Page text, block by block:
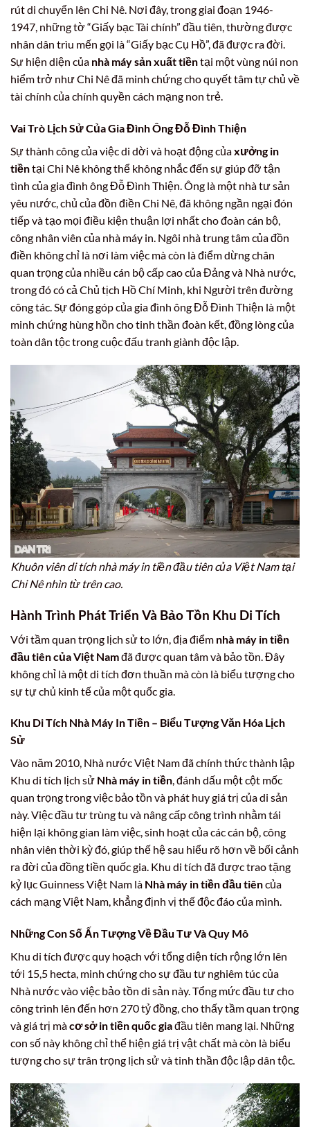
rút di chuyển lên Chi Nê. Nơi đây, trong giai đoạn 1946-
1947, những tờ “Giấy bạc Tài chính” đầu tiên, thường được
nhân dân trìu mến gọi là “Giấy bạc Cụ Hồ”, đã được ra đời.
Sự hiện diện của nhà máy sản xuất tiềntại một vùng núi non
hiểm trở như Chi Nê đã minh chứng cho quyết tâm tự chủ về
tài chính của chính quyền cách mạng non trẻ.
Vai Trò Lịch Sử Của Gia Đình Ông Đỗ Đình Thiện
Sự thành công của việc di dời và hoạt động củaxưởng in
tiềntại Chi Nê không thể không nhắc đến sự giúp đỡ tận
tình của gia đình ông Đỗ Đình Thiện. Ông là một nhà tư sản
yêu nước, chủ của đồn điền Chi Nê, đã không ngần ngại đón
tiếp và tạo mọi điều kiện thuận lợi nhất cho đoàn cán bộ,
công nhân viên của nhà máy in. Ngôi nhà trung tâm của đồn
điền không chỉ là nơi làm việc mà còn là điểm dừng chân
quan trọng của nhiều cán bộ cấp cao của Đảng và Nhà nước,
trong đó có cả Chủ tịch Hồ Chí Minh, khi Người trên đường
công tác. Sự đóng góp của gia đình ông Đỗ Đình Thiện là một
minh chứng hùng hồn cho tinh thần đoàn kết, đồng lòng của
toàn dân tộc trong cuộc đấu tranh giành độc lập.
Khuôn viên di tích nhà máy in tiền đầu tiên của Việt Nam tại
Chi Nê nhìn từ trên cao.
Hành Trình Phát Triển Và Bảo Tồn Khu Di Tích
Với tầm quan trọng lịch sử to lớn, địa điểm nhà máy in tiền
đầu tiên của Việt Namđã được quan tâm và bảo tồn. Đây
không chỉ là một di tích đơn thuần mà còn là biểu tượng cho
sự tự chủ kinh tế của một quốc gia.
Khu Di Tích Nhà Máy In Tiền – Biểu Tượng Văn Hóa Lịch
Sử
Vào năm 2010, Nhà nước Việt Nam đã chính thức thành lập
Khu di tích lịch sử Nhà máy in tiền, đánh dấu một cột mốc
quan trọng trong việc bảo tồn và phát huy giá trị của di sản
này. Việc đầu tư trùng tu và nâng cấp công trình nhằm tái
hiện lại không gian làm việc, sinh hoạt của các cán bộ, công
nhân viên thời kỳ đó, giúp thế hệ sau hiểu rõ hơn về bối cảnh
ra đời của đồng tiền quốc gia. Khu di tích đã được trao tặng
kỷ lục Guinness Việt Nam là Nhà máy in tiền đầu tiêncủa
cách mạng Việt Nam, khẳng định vị thế độc đáo của mình.
Những Con Số Ấn Tượng Về Đầu Tư Và Quy Mô
Khu di tích được quy hoạch với tổng diện tích rộng lớn lên
tới 15,5 hecta, minh chứng cho sự đầu tư nghiêm túc của
Nhà nước vào việc bảo tồn di sản này. Tổng mức đầu tư cho
công trình lên đến hơn 270 tỷ đồng, cho thấy tầm quan trọng
và giá trị màcơ sở in tiền quốc giađầu tiên mang lại. Những
con số này không chỉ thể hiện giá trị vật chất mà còn là biểu
tượng cho sự trân trọng lịch sử và tinh thần độc lập dân tộc.